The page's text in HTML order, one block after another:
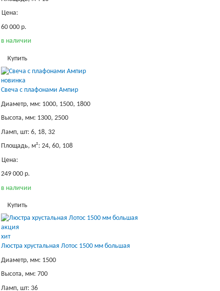
Цена:
60 000 р.
в наличии
Купить
новинка
Свеча с плафонами Ампир
Диаметр, мм: 1000, 1500, 1800
Высота, мм: 1300, 2500
Ламп, шт: 6, 18, 32
Площадь, м²: 24, 60, 108
Цена:
249 000 р.
в наличии
Купить
акция
хит
Люстра хрустальная Лотос 1500 мм большая
Диаметр, мм: 1500
Высота, мм: 700
Ламп, шт: 36